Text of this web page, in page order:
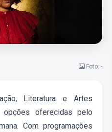
Foto: -
Literatura e Artes
oferecidas pelo
. Com programações